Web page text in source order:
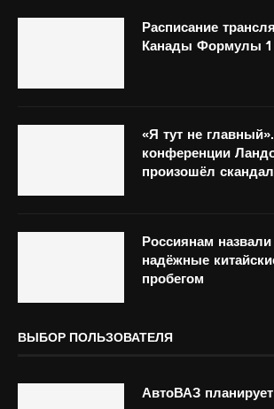
Расписание
Канады Формулы 1
«Я тут не
конференции
произошёл скандал
Россиянам
надёжные
пробегом
ВЫБОР ПОЛЬЗОВАТЕЛЯ
АвтоВАЗ